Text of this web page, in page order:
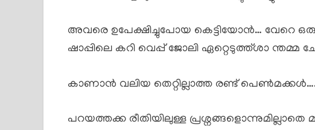
അവരെ ഉപേക്ഷിച്ചുപോയ കെട്ടിയോൻ… വേറെ ഒരു
ഷാപ്പിലെ കറി വെപ്പ് ജോലി ഏറ്റെടുത്ത്ശാ ന്തമ്മ
കാണാൻ വലിയ തെറ്റില്ലാത്ത രണ്ട്
പറയത്തക്ക രീതിയിലുള്ള പ്രശ്നങ്ങളൊന്നുമില്ലാതെ